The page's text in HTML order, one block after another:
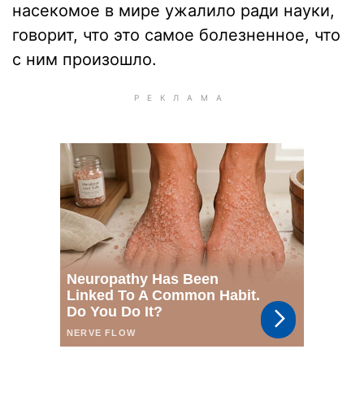
насекомое в мире ужалило ради науки,
говорит, что это самое болезненное, что
с ним произошло.